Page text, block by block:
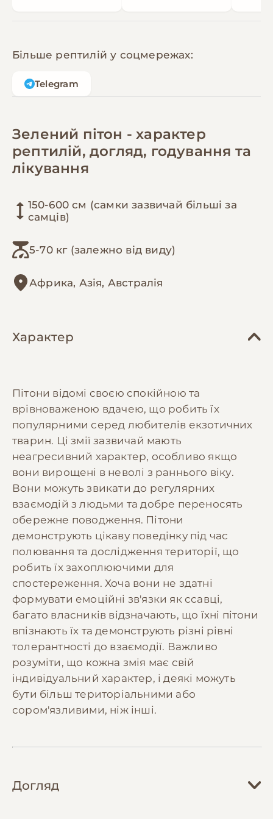
Більше рептилій у соцмережах:
Telegram
Зелений пітон - характер
рептилій, догляд, годування та
лікування
150-600 см (самки зазвичай більші за
самців)
5-70 кг (залежно від виду)
Африка, Азія, Австралія
Характер
Пітони відомі своєю спокійною та
врівноваженою вдачею, що робить їх
популярними серед любителів екзотичних
тварин. Ці змії зазвичай мають
неагресивний характер, особливо якщо
вони вирощені в неволі з раннього віку.
Вони можуть звикати до регулярних
взаємодій з людьми та добре переносять
обережне поводження. Пітони
демонструють цікаву поведінку під час
полювання та дослідження території, що
робить їх захоплюючими для
спостереження. Хоча вони не здатні
формувати емоційні зв'язки як ссавці,
багато власників відзначають, що їхні пітони
впізнають їх та демонструють різні рівні
толерантності до взаємодії. Важливо
розуміти, що кожна змія має свій
індивідуальний характер, і деякі можуть
бути більш територіальними або
сором'язливими, ніж інші.
Догляд